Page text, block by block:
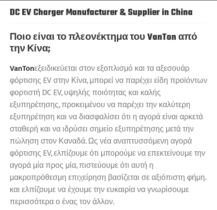
DC EV Charger Manufacturer & Supplier in China
Ποιο είναι το πλεονέκτημα του VanTon από
την Κίνα;
VanTonεξειδικεύεται στον εξοπλισμό και τα αξεσουάρ
φόρτισης EV στην Κίνα, μπορεί να παρέχει είδη προϊόντων
φορτιστή DC EV, υψηλής ποιότητας και καλής
εξυπηρέτησης, προκειμένου να παρέχει την καλύτερη
εξυπηρέτηση και να διασφαλίσει ότι η αγορά είναι αρκετά
σταθερή και να ιδρύσει σημείο εξυπηρέτησης μετά την
πώληση στον Καναδά. Ως νέα αναπτυσσόμενη αγορά
φόρτισης EV, ελπίζουμε ότι μπορούμε να επεκτείνουμε την
αγορά μία προς μία, πιστεύουμε ότι αυτή η
μακροπρόθεσμη επιχείρηση βασίζεται σε αξιόπιστη φήμη.
και ελπίζουμε να έχουμε την ευκαιρία να γνωρίσουμε
περισσότερα ο ένας τον άλλον.